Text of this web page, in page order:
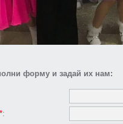
форму и задай их нам:
*: